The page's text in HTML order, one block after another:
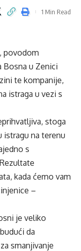
1 Min Read
povodom
Bosna u Zenici
te kompanije,
istraga u vezi s
stoga
na terenu
s
kada ćemo vam
–
je veliko
da
smanjivanje